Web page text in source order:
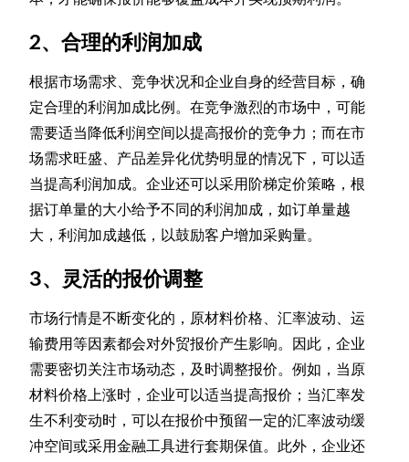
2、合理的利润加成
根据市场需求、竞争状况和企业自身的经营目标，确
定合理的利润加成比例。在竞争激烈的市场中，可能
需要适当降低利润空间以提高报价的竞争力；而在市
场需求旺盛、产品差异化优势明显的情况下，可以适
当提高利润加成。企业还可以采用阶梯定价策略，根
据订单量的大小给予不同的利润加成，如订单量越
大，利润加成越低，以鼓励客户增加采购量。
3、灵活的报价调整
市场行情是不断变化的，原材料价格、汇率波动、运
输费用等因素都会对外贸报价产生影响。因此，企业
需要密切关注市场动态，及时调整报价。例如，当原
材料价格上涨时，企业可以适当提高报价；当汇率发
生不利变动时，可以在报价中预留一定的汇率波动缓
冲空间或采用金融工具进行套期保值。此外，企业还